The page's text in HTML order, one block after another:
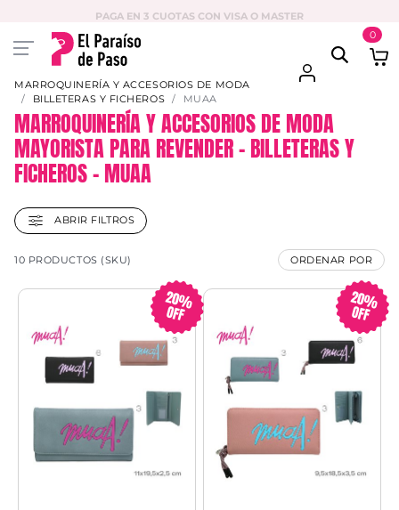
PAGA EN 3 CUOTAS CON VISA O MASTER
0
MARROQUINERÍA Y ACCESORIOS DE MODA
BILLETERAS Y FICHEROS
MUAA
MARROQUINERÍA Y ACCESORIOS DE MODA
MAYORISTA PARA REVENDER – BILLETERAS Y
FICHEROS – MUAA
ABRIR FILTROS
10 PRODUCTOS (SKU) ORDENAR POR
20%
OFF
20%
OFF